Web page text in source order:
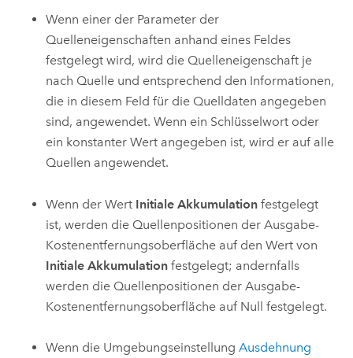
Wenn einer der Parameter der
Quelleneigenschaften anhand eines Feldes
festgelegt wird, wird die Quelleneigenschaft je
nach Quelle und entsprechend den Informationen,
die in diesem Feld für die Quelldaten angegeben
sind, angewendet. Wenn ein Schlüsselwort oder
ein konstanter Wert angegeben ist, wird er auf alle
Quellen angewendet.
Wenn der Wert Initiale Akkumulation festgelegt
ist, werden die Quellenpositionen der Ausgabe-
Kostenentfernungsoberfläche auf den Wert von
Initiale Akkumulation festgelegt; andernfalls
werden die Quellenpositionen der Ausgabe-
Kostenentfernungsoberfläche auf Null festgelegt.
Wenn die UmgebungseinstellungAusdehnung